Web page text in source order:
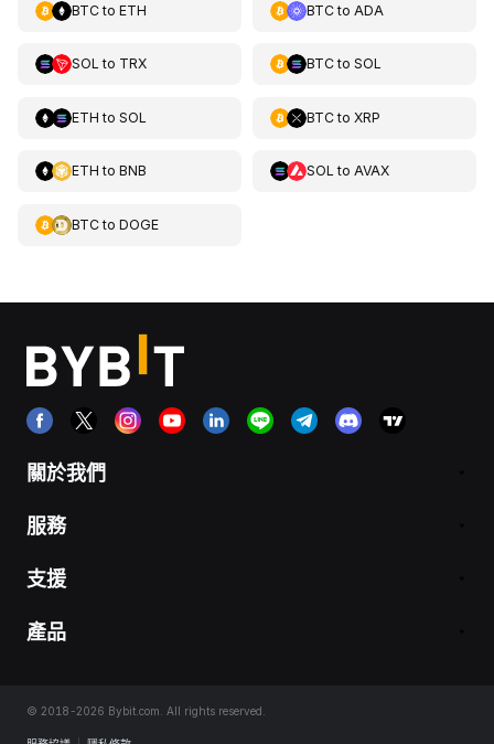
BTCto ETH BTCto ADA
SOL to TRX BTCto SOL
ETH to SOL BTCto XRP
ETH to BNB SOL to AVAX
BTCto DOGE
關於我們
服務
支援
產品
© 2018-2026 Bybit.com. All rights reserved.